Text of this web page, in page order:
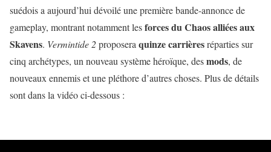
suédois a aujourd’hui dévoilé une première bande-annonce de
gameplay, montrant notamment lesforces du Chaos alliées aux
Skavens. Vermintide 2proposera quinze carrièresréparties sur
cinq archétypes, un nouveau système héroïque, desmods, de
nouveaux ennemis et une pléthore d’autres choses. Plus de détails
sont dans la vidéo ci-dessous :